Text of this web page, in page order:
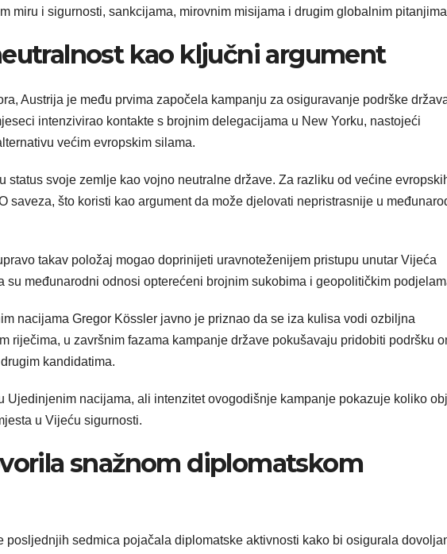
miru i sigurnosti, sankcijama, mirovnim misijama i drugim globalnim
kao ključni argument
Austrija je među prvima započela kampanju za osiguravanje podrške
intenzivirao kontakte s brojnim delegacijama u New Yorku, nastojeći
većim evropskim silama.
status svoje zemlje kao vojno neutralne države. Za razliku od većine
saveza, što koristi kao argument da može djelovati nepristrasnije u
takav položaj mogao doprinijeti uravnoteženijem pristupu unutar Vijeća
su međunarodni odnosi opterećeni brojnim sukobima i geopolitičkim
nacijama Gregor Kössler javno je priznao da se iza kulisa vodi ozbiljna
riječima, u završnim fazama kampanje države pokušavaju pridobiti podršku
kandidatima.
Ujedinjenim nacijama, ali intenzitet ovogodišnje kampanje pokazuje koliko
u Vijeću sigurnosti.
snažnom diplomatskom
posljednjih sedmica pojačala diplomatske aktivnosti kako bi osigurala